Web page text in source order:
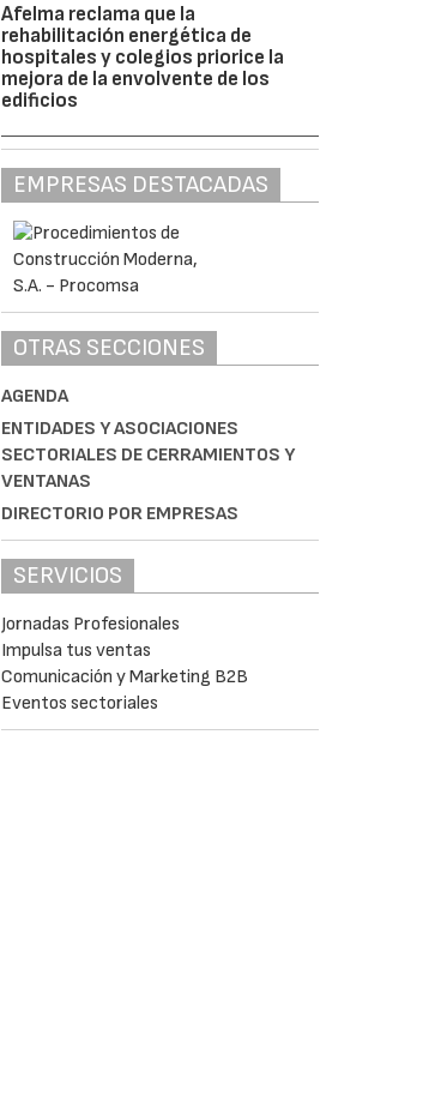
Afelma reclama que la
rehabilitación energética de
hospitales y colegios priorice la
mejora de la envolvente de los
edificios
EMPRESAS DESTACADAS
OTRAS SECCIONES
AGENDA
ENTIDADES Y ASOCIACIONES
SECTORIALES DE CERRAMIENTOS Y
VENTANAS
DIRECTORIO POR EMPRESAS
SERVICIOS
Jornadas Profesionales
Impulsa tus ventas
Comunicación y Marketing B2B
Eventos sectoriales